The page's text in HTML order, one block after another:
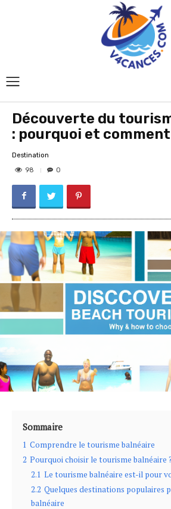
Découverte du
: pourquoi et
Destination
98
0
Sommaire
1 Comprendre le tourisme balnéaire
2 Pourquoi choisir le tourisme balnéaire
2.1 Le tourisme balnéaire est-il pour
2.2 Quelques destinations populaires
balnéaire